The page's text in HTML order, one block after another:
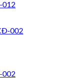
012
002